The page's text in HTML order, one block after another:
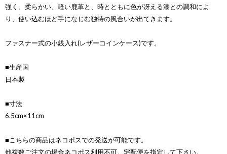
強く、柔らかい、軽い鹿革と、時とともに色が冴える漆との調和によ
り、使い込むほど手になじむ独特の風合いが出てきます。
ファスナー式の小銭入れ(レザーコインケース)です。
■生産国
日本製
■寸法
6.5cm×11cm
■こちらの商品はネコポスでの発送が可能です。
他複数ご注文の場合ネコポス利用不可。宅配便を指定して下さい。